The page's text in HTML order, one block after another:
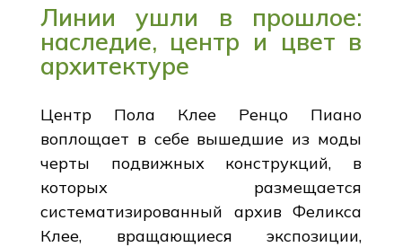
Линии ушли в прошлое:
наследие, центр и цвет в
архитектуре
Центр Пола Клее Ренцо Пиано
воплощает в себе вышедшие из моды
черты подвижных конструкций, в
которых размещается
систематизированный архив Феликса
Клее, вращающиеся экспозиции,